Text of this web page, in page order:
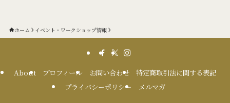
ホーム イベント・ワークショップ情報
About プロフィール お問い合わせ
特定商取引法に関する表記
プライバシーポリシー
メルマガ